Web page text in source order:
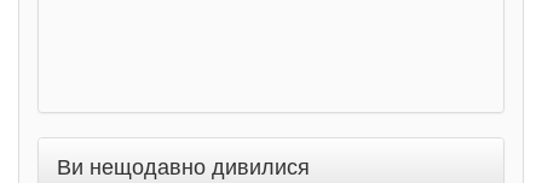
Ви нещодавно дивилися